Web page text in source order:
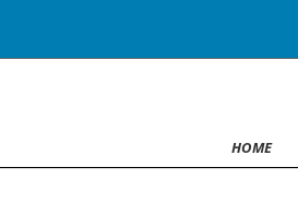
HOME